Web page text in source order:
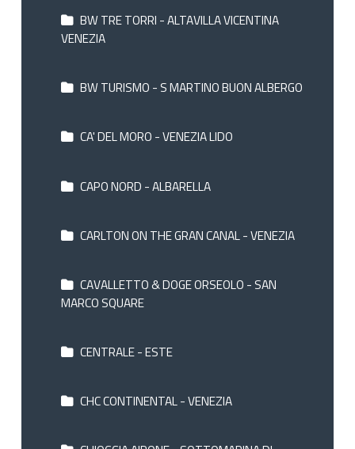
BW TRE TORRI - ALTAVILLA VICENTINA
VENEZIA
BW TURISMO - S MARTINO BUON ALBERGO
CA' DEL MORO - VENEZIA LIDO
CAPO NORD - ALBARELLA
CARLTON ON THE GRAN CANAL - VENEZIA
CAVALLETTO & DOGE ORSEOLO - SAN
MARCO SQUARE
CENTRALE - ESTE
CHC CONTINENTAL - VENEZIA